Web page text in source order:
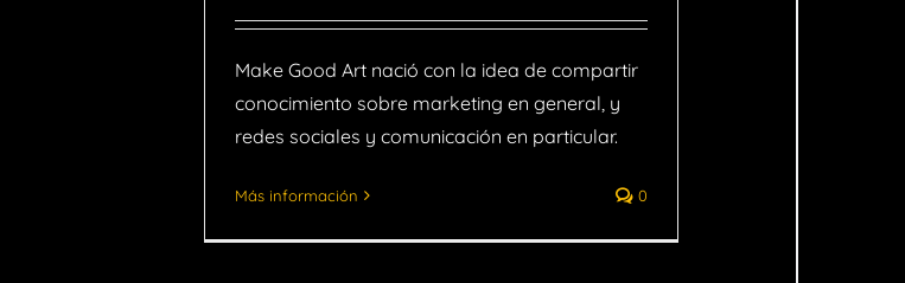
Make Good Art nació con la idea de compartir
conocimiento sobre marketing en general, y
redes sociales y comunicación en particular.
Más información 0